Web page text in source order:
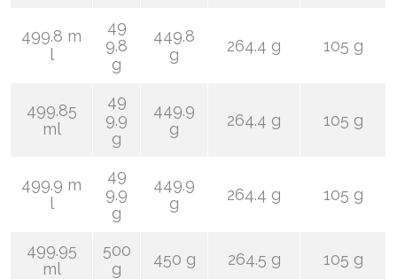
499.8 m
l
49
9.8
g
449.8
g
264.4 g 105 g
499.85
ml
49
9.9
g
449.9
g
264.4 g 105 g
499.9 m
l
49
9.9
g
449.9
g
264.4 g 105 g
499.95
ml
500
g
450 g 264.5 g 105 g